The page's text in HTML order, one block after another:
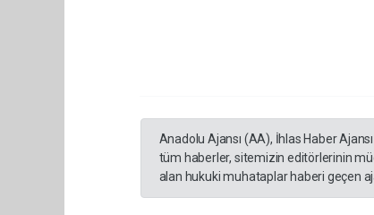
Anadolu Ajansı (AA), İhlas Haber
tüm haberler, sitemizin editörlerinin
alan hukuki muhataplar haberi geçen